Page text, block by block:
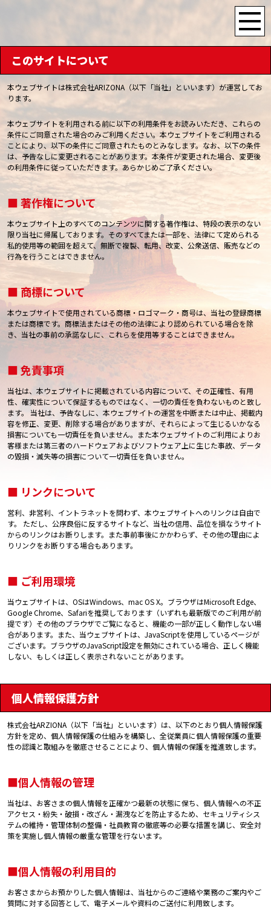
このサイトについて
本ウェブサイトは株式会社ARIZONA（以下「当社」といいます）が運営してお
ります。
本ウェブサイトを利用される前に以下の利用条件をお読みいただき、これらの
条件にご同意された場合のみご利用ください。本ウェブサイトをご利用される
ことにより、以下の条件にご同意されたものとみなします。なお、以下の条件
は、予告なしに変更されることがあります。本条件が変更された場合、変更後
の利用条件に従っていただきます。あらかじめご了承ください。
■ 著作権について
本ウェブサイト上のすべてのコンテンツに関する著作権は、特段の表示のない
限り当社に帰属しております。そのすべてまたは一部を、法律にて定められる
私的使用等の範囲を超えて、無断で複製、転用、改変、公衆送信、販売などの
行為を行うことはできません。
■ 商標について
本ウェブサイトで使用されている商標・ロゴマーク・商号は、当社の登録商標
または商標です。商標法またはその他の法律により認められている場合を除
き、当社の事前の承諾なしに、これらを使用等することはできません。
■ 免責事項
当社は、本ウェブサイトに掲載されている内容について、その正確性、有用
性、確実性について保証するものではなく、一切の責任を負わないものと致し
ます。 当社は、予告なしに、本ウェブサイトの運営を中断または中止、掲載内
容を修正、変更、削除する場合がありますが、それらによって生じるいかなる
損害についても一切責任を負いません。また本ウェブサイトのご利用によりお
客様または第三者のハードウェアおよびソフトウェア上に生じた事故、データ
の毀損・滅失等の損害について一切責任を負いません。
■ リンクについて
営利、非営利、イントラネットを問わず、本ウェブサイトへのリンクは自由で
す。 ただし、公序良俗に反するサイトなど、当社の信用、品位を損なうサイト
からのリンクはお断りします。また事前事後にかかわらず、その他の理由によ
りリンクをお断りする場合もあります。
■ ご利用環境
当ウェブサイトは、OSはWindows、mac OS X。ブラウザはMicrosoft Edge、
Google Chrome、Safariを推奨しております（いずれも最新版でのご利用が前
提です）その他のブラウザでご覧になると、機能の一部が正しく動作しない場
合があります。また、当ウェブサイトは、JavaScriptを使用しているページが
ございます。ブラウザのJavaScript設定を無効にされている場合、正しく機能
しない、もしくは正しく表示されないことがあります。
個人情報保護方針
株式会社ARZIONA（以下「当社」といいます）は、以下のとおり個人情報保護
方針を定め、個人情報保護の仕組みを構築し、全従業員に個人情報保護の重要
性の認識と取組みを徹底させることにより、個人情報の保護を推進致します。
■個人情報の管理
当社は、お客さまの個人情報を正確かつ最新の状態に保ち、個人情報への不正
アクセス・紛失・破損・改ざん・漏洩などを防止するため、セキュリティシス
テムの維持・管理体制の整備・社員教育の徹底等の必要な措置を講じ、安全対
策を実施し個人情報の厳重な管理を行ないます。
■個人情報の利用目的
お客さまからお預かりした個人情報は、当社からのご連絡や業務のご案内やご
質問に対する回答として、電子メールや資料のご送付に利用致します。